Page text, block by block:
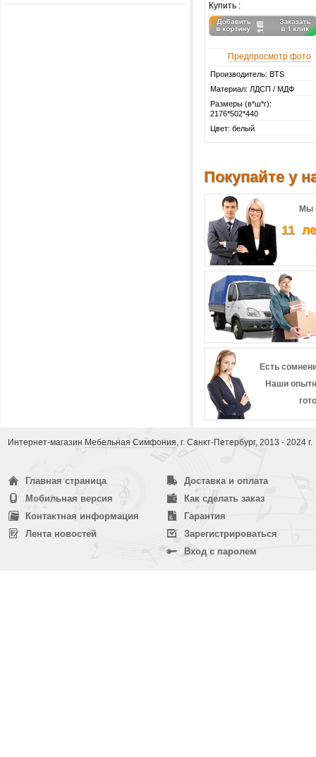
Купить :
Предпросмотр фото
Производитель: BTS
Материал: ЛДСП / МДФ
Размеры (в*ш*г):
2176*502*440
Цвет: белый
Покупайте у
Мы
11
Есть
Наши
Интернет-магазин Мебельная Симфония, г. Санкт-Петербург, 2013 - 2024 г.
Главная страница
Мобильная версия
Контактная информация
Лента новостей
Доставка и оплата
Как сделать заказ
Гарантия
Зарегистрироваться
Вход с паролем